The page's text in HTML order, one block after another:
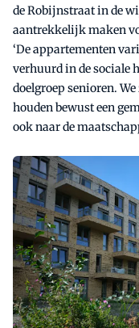
de Robijnstraat in de
aantrekkelijk maken
‘De appartementen
verhuurd in de sociale
doelgroep senioren.
houden bewust een
ook naar de